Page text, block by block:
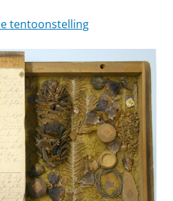
tentoonstelling